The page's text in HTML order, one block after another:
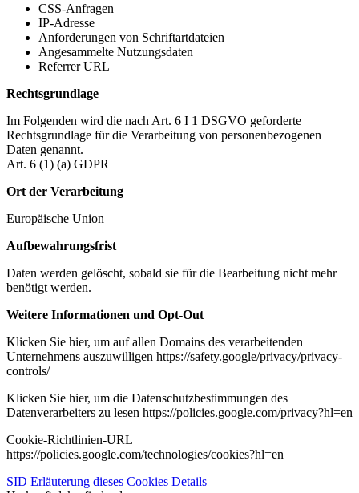
CSS-Anfragen
IP-Adresse
Anforderungen von Schriftartdateien
Angesammelte Nutzungsdaten
Referrer URL
Rechtsgrundlage
Im Folgenden wird die nach Art. 6 I 1 DSGVO geforderte
Rechtsgrundlage für die Verarbeitung von personenbezogenen
Daten genannt.
Art. 6 (1) (a) GDPR
Ort der Verarbeitung
Europäische Union
Aufbewahrungsfrist
Daten werden gelöscht, sobald sie für die Bearbeitung nicht mehr
benötigt werden.
Weitere Informationen und Opt-Out
Klicken Sie hier, um auf allen Domains des verarbeitenden
Unternehmens auszuwilligen https://safety.google/privacy/privacy-
controls/
Klicken Sie hier, um die Datenschutzbestimmungen des
Datenverarbeiters zu lesen https://policies.google.com/privacy?hl=en
Cookie-Richtlinien-URL
https://policies.google.com/technologies/cookies?hl=en
SID Erläuterung dieses Cookies Details